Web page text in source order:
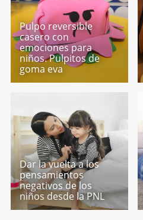
Pulpo reversible
casero con
emociones para
niños. Pulpitos de
goma eva
Dar la vuelta a los
pensamientos
negativos de los
niños desde la PNL